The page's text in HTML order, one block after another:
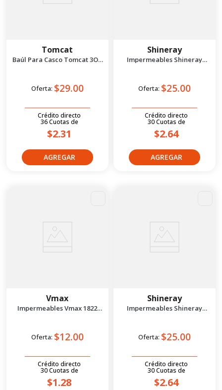
Tomcat
Baúl Para Casco Tomcat 3Olt
Oferta: $29.00
Crédito directo
36Cuotas de
$2.31
Shineray
Impermeables Shineray
Oferta: $25.00
Crédito directo
30Cuotas de
$2.64
Vmax
Impermeables Vmax 1822
Oferta: $12.00
Crédito directo
30Cuotas de
$1.28
Shineray
Impermeables Shineray
Oferta: $25.00
Crédito directo
30Cuotas de
$2.64